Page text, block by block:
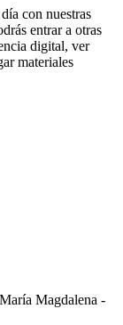
con nuestras
entrar a otras
digital, ver
materiales
Magdalena -